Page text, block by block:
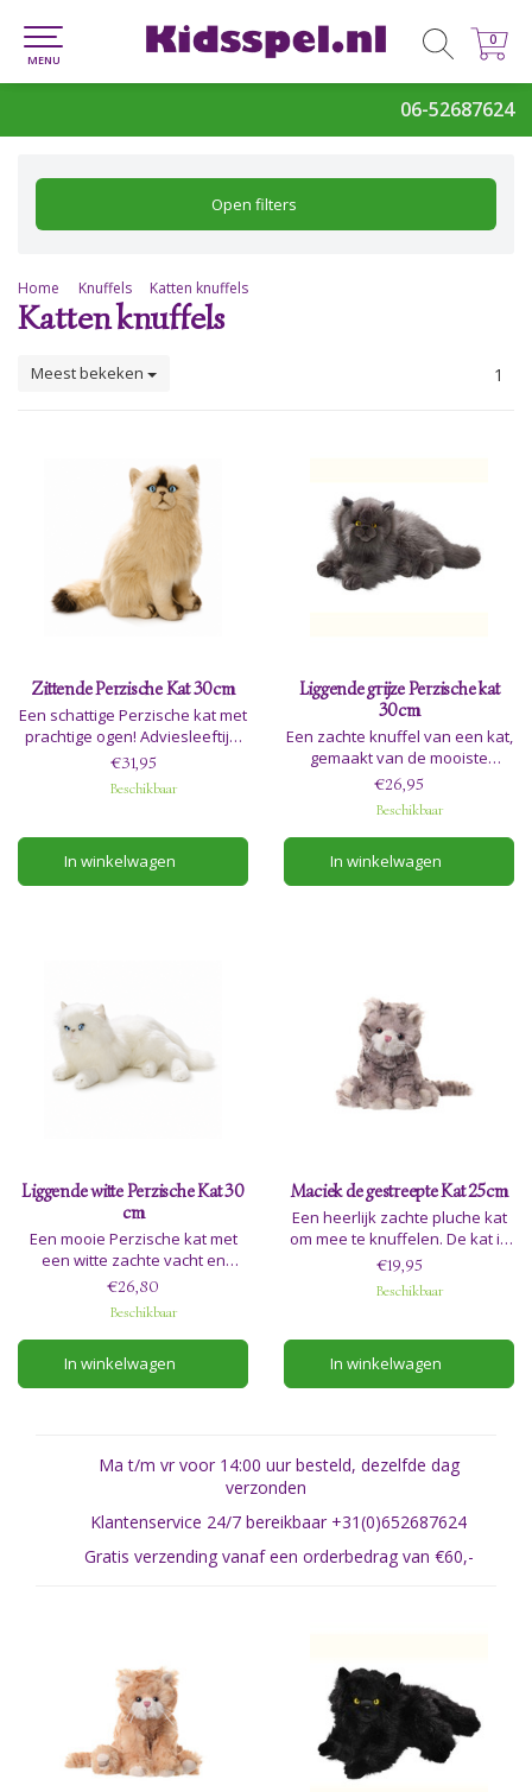
06-52687624
0
0
MENU
Open filters
Home Knuffels Katten knuffels
Katten knuffels
Meest bekeken 1
Zittende Perzische Kat 30cm
Een schattige Perzische kat met
prachtige ogen! Adviesleeftijd:
0+
€31,95
Beschikbaar
In winkelwagen
Liggende grijze Perzische kat
30cm
Een zachte knuffel van een kat,
gemaakt van de mooiste
materialen. Adviesleeftijd 0+
€26,95
Beschikbaar
In winkelwagen
Liggende witte Perzische Kat 30
cm
Een mooie Perzische kat met
een witte zachte vacht en
prachtige blauwe ogen!
Adviesleeftijd: 3+
€26,80
Beschikbaar
In winkelwagen
Maciek de gestreepte Kat 25cm
Een heerlijk zachte pluche kat
om mee te knuffelen. De kat is
25cm en geschikt voor alle
leeftijden.
€19,95
Beschikbaar
In winkelwagen
Ma t/m vr voor 14:00 uur besteld, dezelfde dag
verzonden
Klantenservice 24/7 bereikbaar +31(0)652687624
Gratis verzending vanaf een orderbedrag van €60,-